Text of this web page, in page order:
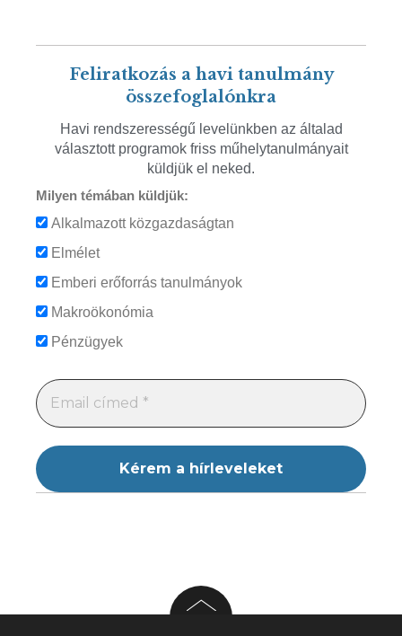
Feliratkozás a havi tanulmány
összefoglalónkra
Havi rendszerességű levelünkben az általad
választott programok friss műhelytanulmányait
küldjük el neked.
Milyen témában küldjük:
Alkalmazott közgazdaságtan
Elmélet
Emberi erőforrás tanulmányok
Makroökonómia
Pénzügyek